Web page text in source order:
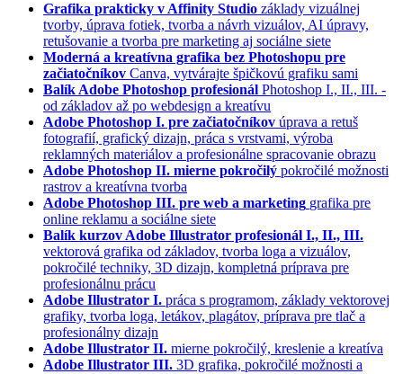
Grafika prakticky v Affinity Studio základy vizuálnej
tvorby, úprava fotiek, tvorba a návrh vizuálov, AI úpravy,
retušovanie a tvorba pre marketing aj sociálne siete
Moderná a kreatívna grafika bez Photoshopu pre
začiatočníkov Canva, vytvárajte špičkovú grafiku sami
Balík Adobe Photoshop profesionál Photoshop I., II., III. -
od základov až po webdesign a kreatívu
Adobe Photoshop I. pre začiatočníkov úprava a retuš
fotografií, grafický dizajn, práca s vrstvami, výroba
reklamných materiálov a profesionálne spracovanie obrazu
Adobe Photoshop II. mierne pokročilý pokročilé možnosti
rastrov a kreatívna tvorba
Adobe Photoshop III. pre web a marketing grafika pre
online reklamu a sociálne siete
Balík kurzov Adobe Illustrator profesionál I., II., III.
vektorová grafika od základov, tvorba loga a vizuálov,
pokročilé techniky, 3D dizajn, kompletná príprava pre
profesionálnu prácu
Adobe Illustrator I. práca s programom, základy vektorovej
grafiky, tvorba loga, letákov, plagátov, príprava pre tlač a
profesionálny dizajn
Adobe Illustrator II. mierne pokročilý, kreslenie a kreatíva
Adobe Illustrator III. 3D grafika, pokročilé možnosti a